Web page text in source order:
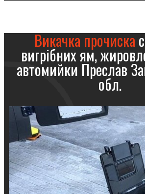
Викачка прочиска
вигрібних ям,
автомийки Преслав
обл.